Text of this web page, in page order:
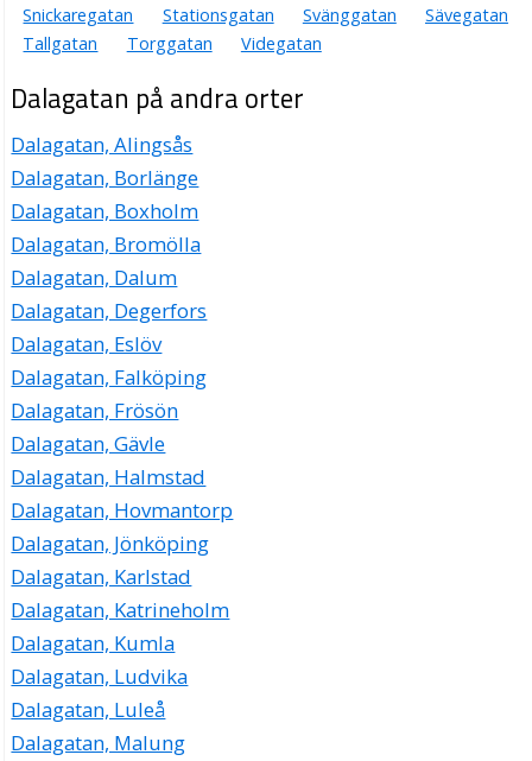
Snickaregatan
Stationsgatan Svänggatan
Sävegatan
Tallgatan
Torggatan Videgatan
Dalagatan på andra orter
Dalagatan, Alingsås
Dalagatan, Borlänge
Dalagatan, Boxholm
Dalagatan, Bromölla
Dalagatan, Dalum
Dalagatan, Degerfors
Dalagatan, Eslöv
Dalagatan, Falköping
Dalagatan, Frösön
Dalagatan, Gävle
Dalagatan, Halmstad
Dalagatan, Hovmantorp
Dalagatan, Jönköping
Dalagatan, Karlstad
Dalagatan, Katrineholm
Dalagatan, Kumla
Dalagatan, Ludvika
Dalagatan, Luleå
Dalagatan, Malung